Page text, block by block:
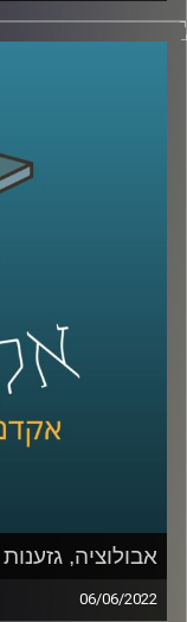
בעידן בו אנו
לתעד את הפעילות
גלשן ביד כאילו
או ארוחות במסעדה
שהמצולמים בעלי
המצב הכלכלי לא
או לצאת למסעדות
הבית לא מספיק
בפרק הזה ענבר
דיגיטלית תרבות
נערות ונערים
איך מציגים חיים
שוויון בנכסים
אבולוציה,
06/06/2022